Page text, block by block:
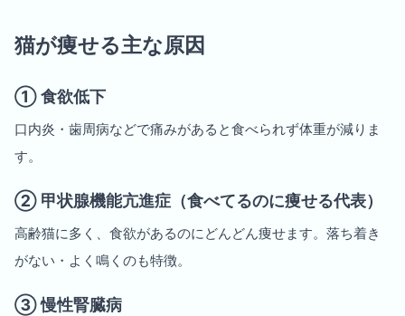
猫が痩せる主な原因
① 食欲低下
口内炎・歯周病などで痛みがあると食べられず体重が減りま
す。
② 甲状腺機能亢進症（食べてるのに痩せる代表）
高齢猫に多く、食欲があるのにどんどん痩せます。落ち着き
がない・よく鳴くのも特徴。
③ 慢性腎臓病